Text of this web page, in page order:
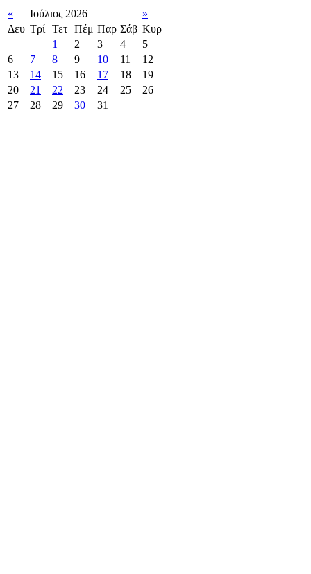
« Ιούλιος 2026
»
Δευ Τρί Τετ Πέμ Παρ Σάβ Κυρ
1
2 3 4
5
6
7 8 9 10 11
12
13
14 15 16 17 18
19
20
21 22 23 24 25
26
27
28 29 30 31